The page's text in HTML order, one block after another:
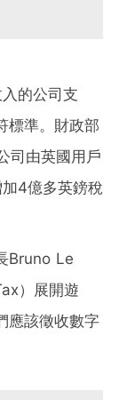
的公司支
標準。財政部
司由英國用戶
4億多英鎊稅
Bruno Le
）展開遊
應該徵收數字